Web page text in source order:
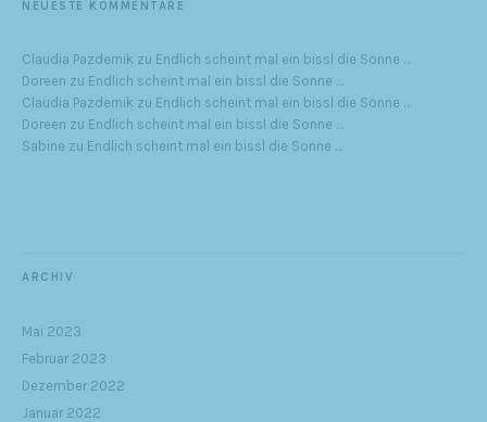
NEUESTE KOMMENTARE
Claudia Pazdernik zu Endlich scheint mal ein bissl die Sonne …
Doreen zu Endlich scheint mal ein bissl die Sonne …
Claudia Pazdernik zu Endlich scheint mal ein bissl die Sonne …
Doreen zu Endlich scheint mal ein bissl die Sonne …
Sabine zu Endlich scheint mal ein bissl die Sonne …
ARCHIV
Mai 2023
Februar 2023
Dezember 2022
Januar 2022